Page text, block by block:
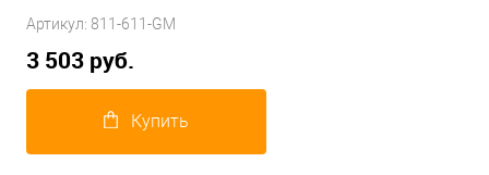
Артикул: 811-611-GM
3 503 руб.
Купить